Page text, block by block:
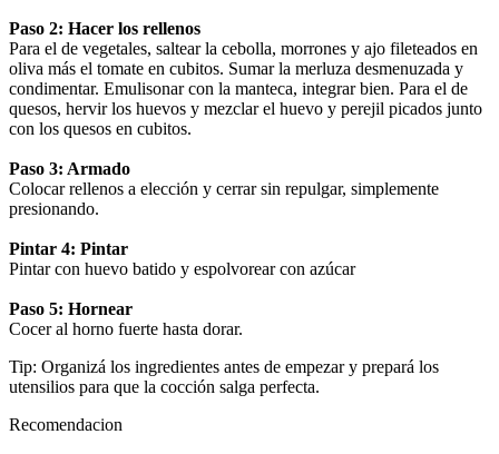
Paso 2: Hacer los rellenos
Para el de vegetales, saltear la cebolla, morrones y ajo fileteados en
oliva más el tomate en cubitos. Sumar la merluza desmenuzada y
condimentar. Emulisonar con la manteca, integrar bien. Para el de
quesos, hervir los huevos y mezclar el huevo y perejil picados junto
con los quesos en cubitos.
Paso 3: Armado
Colocar rellenos a elección y cerrar sin repulgar, simplemente
presionando.
Pintar 4: Pintar
Pintar con huevo batido y espolvorear con azúcar
Paso 5: Hornear
Cocer al horno fuerte hasta dorar.
Tip: Organizá los ingredientes antes de empezar y prepará los
utensilios para que la cocción salga perfecta.
Recomendacion